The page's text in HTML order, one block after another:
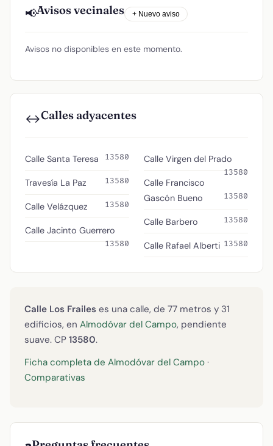
📢Avisos vecinales + Nuevo aviso
Avisos no disponibles en este momento.
↔️Calles adyacentes
Calle Santa Teresa 13580
Travesía La Paz 13580
Calle Velázquez 13580
Calle Jacinto Guerrero
13580
Calle Virgen del Prado
13580
Calle Francisco
Gascón Bueno
13580
Calle Barbero 13580
Calle Rafael Alberti 13580
Calle Los Frailes es una calle, de 77 metros y 31
edificios, en Almodóvar del Campo, pendiente
suave. CP 13580.
Ficha completa de Almodóvar del Campo ·
Comparativas